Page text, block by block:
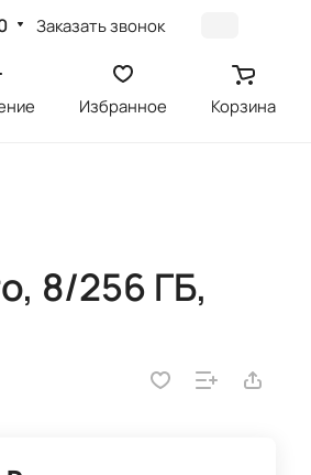
Заказать звонок
Избранное Корзина
8/256 ГБ,